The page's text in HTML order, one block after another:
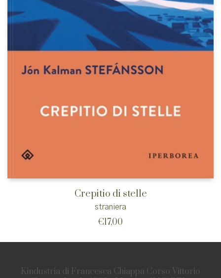
Crepitio di stelle
straniera
€17,00
Kindustria di Francesca Chiappa Corso Vittorio